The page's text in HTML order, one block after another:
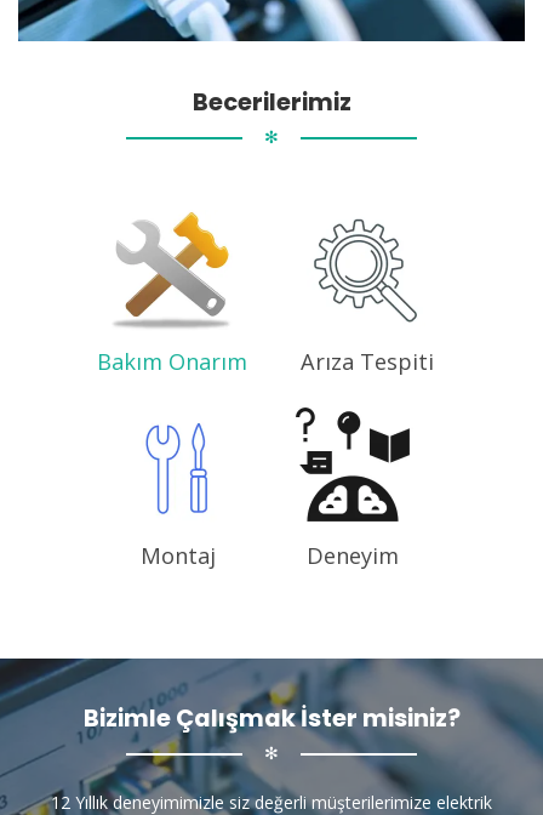
Becerilerimiz
✻
Bakım Onarım Arıza Tespiti
Montaj Deneyim
Bizimle Çalışmak İster misiniz?
✻
12 Yıllık deneyimimizle siz değerli müşterilerimize elektrik